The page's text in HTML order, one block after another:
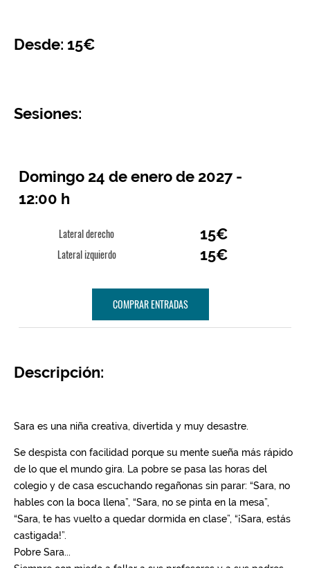
Desde: 15€
Sesiones:
Domingo 24 de enero de 2027 -
12:00 h
Lateral derecho 15€
Lateral izquierdo 15€
COMPRAR ENTRADAS
Descripción: